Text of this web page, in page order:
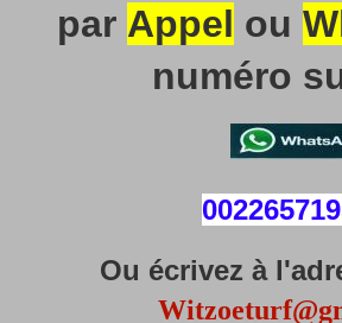
par Appel ou
numéro
Ou écrivez à